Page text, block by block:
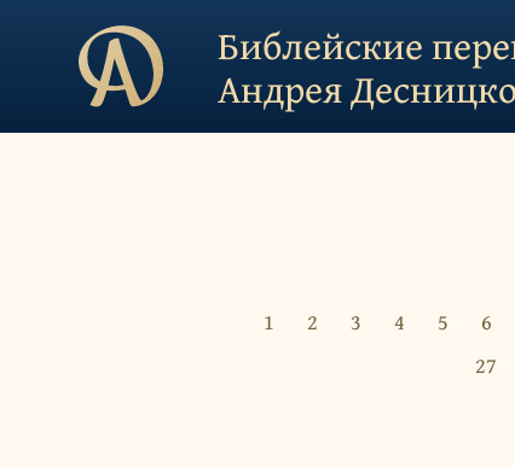
Библейские
Андрея
1 2 3 4 5 6
27